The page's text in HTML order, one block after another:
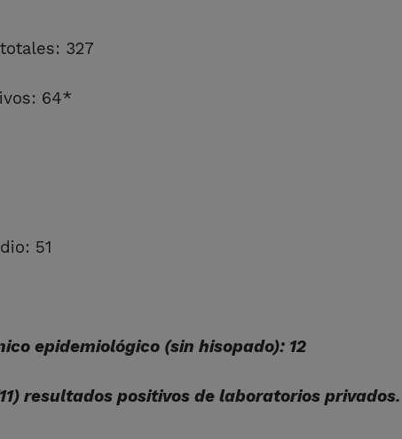
327
64*
51
epidemiológico (sin hisopado): 12
resultados positivos de laboratorios privados.